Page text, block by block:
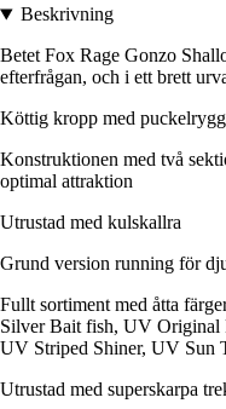
Beskrivning
Betet Fox Rage Gonzo
efterfrågan, och i ett brett
Köttig kropp med
Konstruktionen med två
optimal attraktion
Utrustad med kulskallra
Grund version running för
Fullt sortiment med åtta
Silver Bait fish, UV Original
UV Striped Shiner, UV Sun
Utrustad med superskarpa